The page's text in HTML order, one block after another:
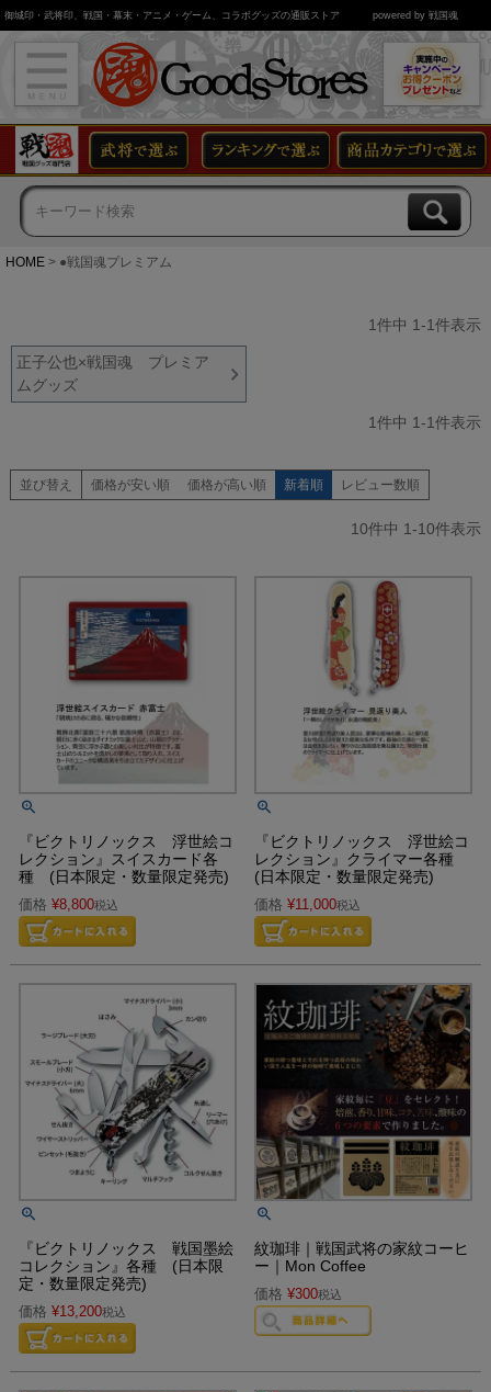
御城印・武将印、戦国・幕末・アニメ・ゲーム、コラボグッズの通販ストア powered by 戦国魂
HOME ●戦国魂プレミアム
1件中 1-1件表示
正子公也×戦国魂 プレミア
ムグッズ
1件中 1-1件表示
並び替え 価格が安い順 価格が高い順 新着順 レビュー数順
10件中 1-10件表示
『ビクトリノックス 浮世絵コ
レクション』スイスカード各
種 (日本限定・数量限定発売)
価格 ¥8,800税込
『ビクトリノックス 浮世絵コ
レクション』クライマー各種
(日本限定・数量限定発売)
価格 ¥11,000税込
『ビクトリノックス 戦国墨絵
コレクション』各種 (日本限
定・数量限定発売)
価格 ¥13,200税込
紋珈琲｜戦国武将の家紋コーヒ
ー｜Mon Coffee
価格 ¥300税込